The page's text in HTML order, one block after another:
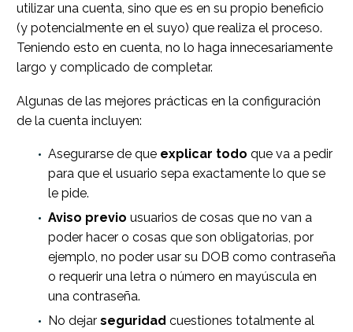
utilizar una cuenta, sino que es en su propio beneficio
(y potencialmente en el suyo) que realiza el proceso.
Teniendo esto en cuenta, no lo haga innecesariamente
largo y complicado de completar.
Algunas de las mejores prácticas en la configuración
de la cuenta incluyen:
Asegurarse de que explicar todo que va a pedir
para que el usuario sepa exactamente lo que se
le pide.
Aviso previo usuarios de cosas que no van a
poder hacer o cosas que son obligatorias, por
ejemplo, no poder usar su DOB como contraseña
o requerir una letra o número en mayúscula en
una contraseña.
No dejar seguridad cuestiones totalmente al